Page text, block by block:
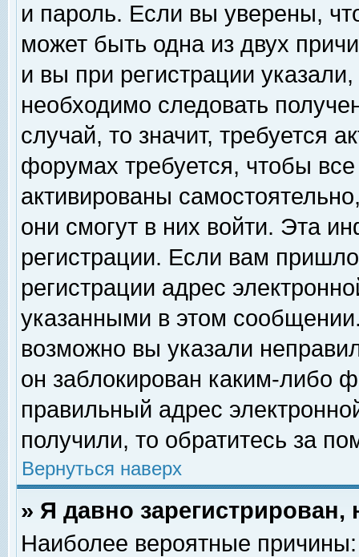
и пароль. Если вы уверены,
может быть одна из двух
и вы при регистрации
необходимо следовать
случай, то значит, требуется
форумах требуется, чтобы
активированы
они смогут в них войти. Эта
регистрации. Если вам
регистрации адрес
указанными в этом
возможно вы указали
он заблокирован каким-либо
правильный адрес
получили, то обратитесь за
Вернуться наверх
» Я давно
Наиболее вероятные